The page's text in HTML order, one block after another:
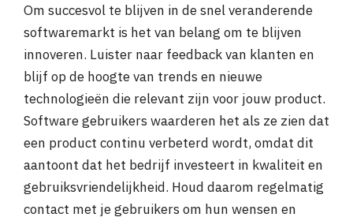
Om succesvol te blijven in de snel veranderende
softwaremarkt is het van belang om te blijven
innoveren. Luister naar feedback van klanten en
blijf op de hoogte van trends en nieuwe
technologieën die relevant zijn voor jouw product.
Software gebruikers waarderen het als ze zien dat
een product continu verbeterd wordt, omdat dit
aantoont dat het bedrijf investeert in kwaliteit en
gebruiksvriendelijkheid. Houd daarom regelmatig
contact met je gebruikers om hun wensen en